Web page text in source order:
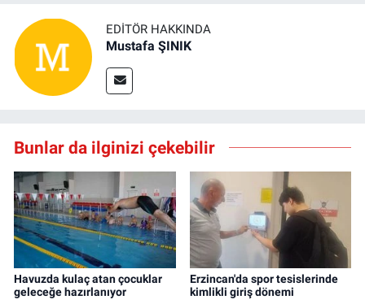
EDITÖR HAKKINDA
Mustafa ŞINIK
Bunlar da ilginizi çekebilir
Havuzda kulaç atan çocuklar
geleceğe hazırlanıyor
Erzincan'da spor tesislerinde
kimlikli giriş dönemi